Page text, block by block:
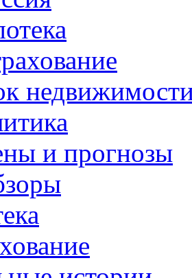
и прогнозы